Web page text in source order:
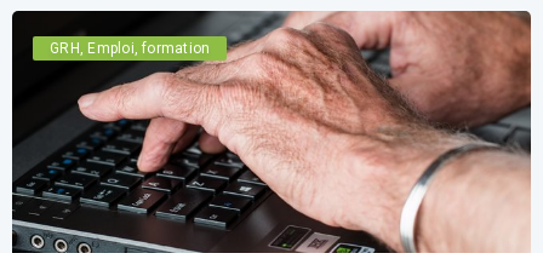
GRH, Emploi, formation